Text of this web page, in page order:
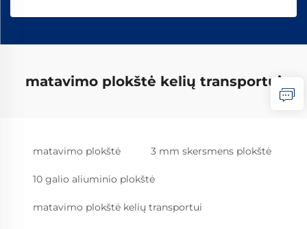
matavimo plokštė kelių transportui
matavimo plokštė 3 mm skersmens plokštė
10 galio aliuminio plokštė
matavimo plokštė kelių transportui